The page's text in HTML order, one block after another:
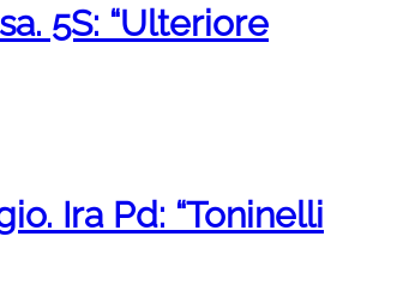
5S: “Ulteriore
Ira Pd: “Toninelli